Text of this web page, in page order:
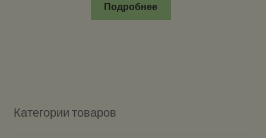
Подробнее
Категории товаров